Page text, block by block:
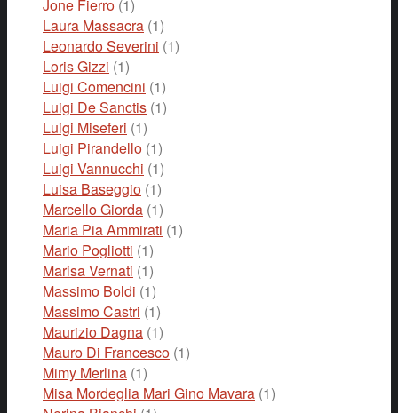
Jone Fierro (1)
Laura Massacra (1)
Leonardo Severini (1)
Loris Gizzi (1)
Luigi Comencini (1)
Luigi De Sanctis (1)
Luigi Miseferi (1)
Luigi Pirandello (1)
Luigi Vannucchi (1)
Luisa Baseggio (1)
Marcello Giorda (1)
Maria Pia Ammirati (1)
Mario Pogliotti (1)
Marisa Vernati (1)
Massimo Boldi (1)
Massimo Castri (1)
Maurizio Dagna (1)
Mauro Di Francesco (1)
Mimy Merlina (1)
Misa Mordeglia Mari Gino Mavara (1)